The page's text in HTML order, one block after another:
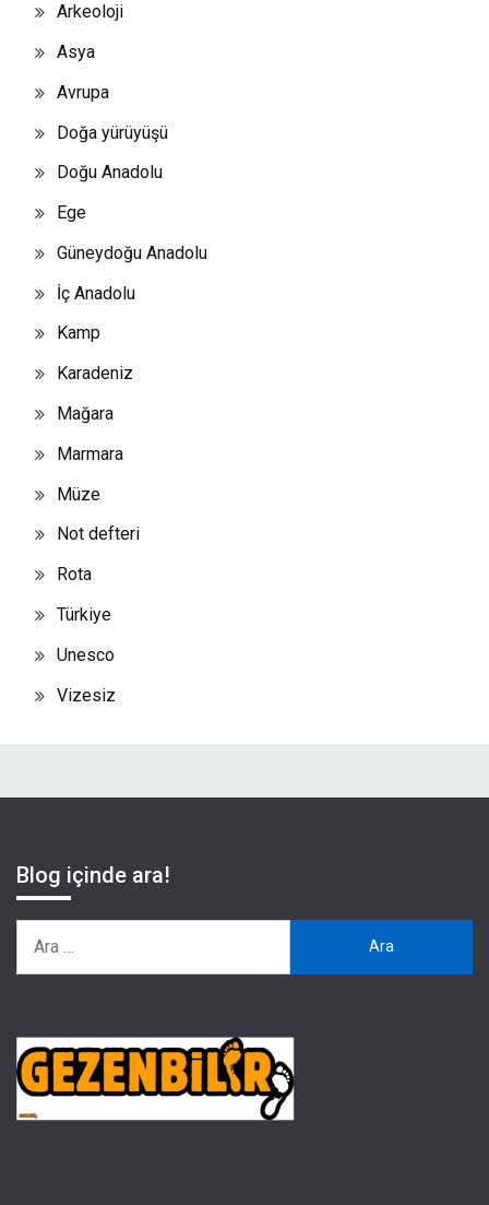
Arkeoloji
Asya
Avrupa
Doğa yürüyüşü
Doğu Anadolu
Ege
Güneydoğu Anadolu
İç Anadolu
Kamp
Karadeniz
Mağara
Marmara
Müze
Not defteri
Rota
Türkiye
Unesco
Vizesiz
Blog içinde ara!